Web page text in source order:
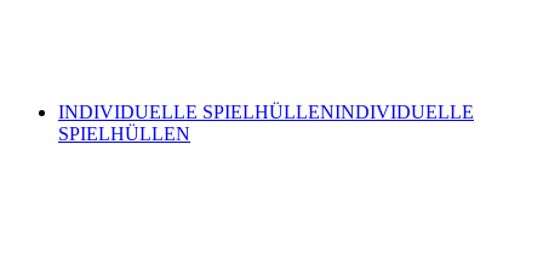
INDIVIDUELLE SPIELHÜLLENINDIVIDUELLE
SPIELHÜLLEN